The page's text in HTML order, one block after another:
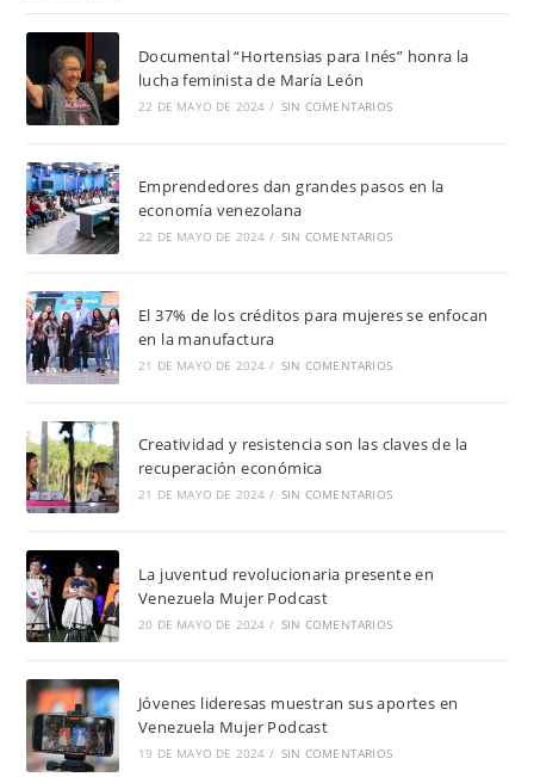
Documental “Hortensias para Inés” honra la
lucha feminista de María León
22 DE MAYO DE 2024 / SIN COMENTARIOS
Emprendedores dan grandes pasos en la
economía venezolana
22 DE MAYO DE 2024 / SIN COMENTARIOS
El 37% de los créditos para mujeres se enfocan
en la manufactura
21 DE MAYO DE 2024 / SIN COMENTARIOS
Creatividad y resistencia son las claves de la
recuperación económica
21 DE MAYO DE 2024 / SIN COMENTARIOS
La juventud revolucionaria presente en
Venezuela Mujer Podcast
20 DE MAYO DE 2024 / SIN COMENTARIOS
Jóvenes lideresas muestran sus aportes en
Venezuela Mujer Podcast
19 DE MAYO DE 2024 / SIN COMENTARIOS